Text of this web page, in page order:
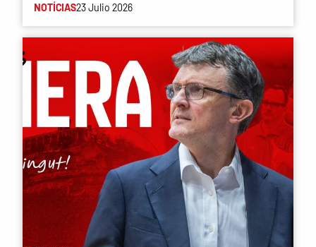
NOTÍCIAS23 Julio 2026